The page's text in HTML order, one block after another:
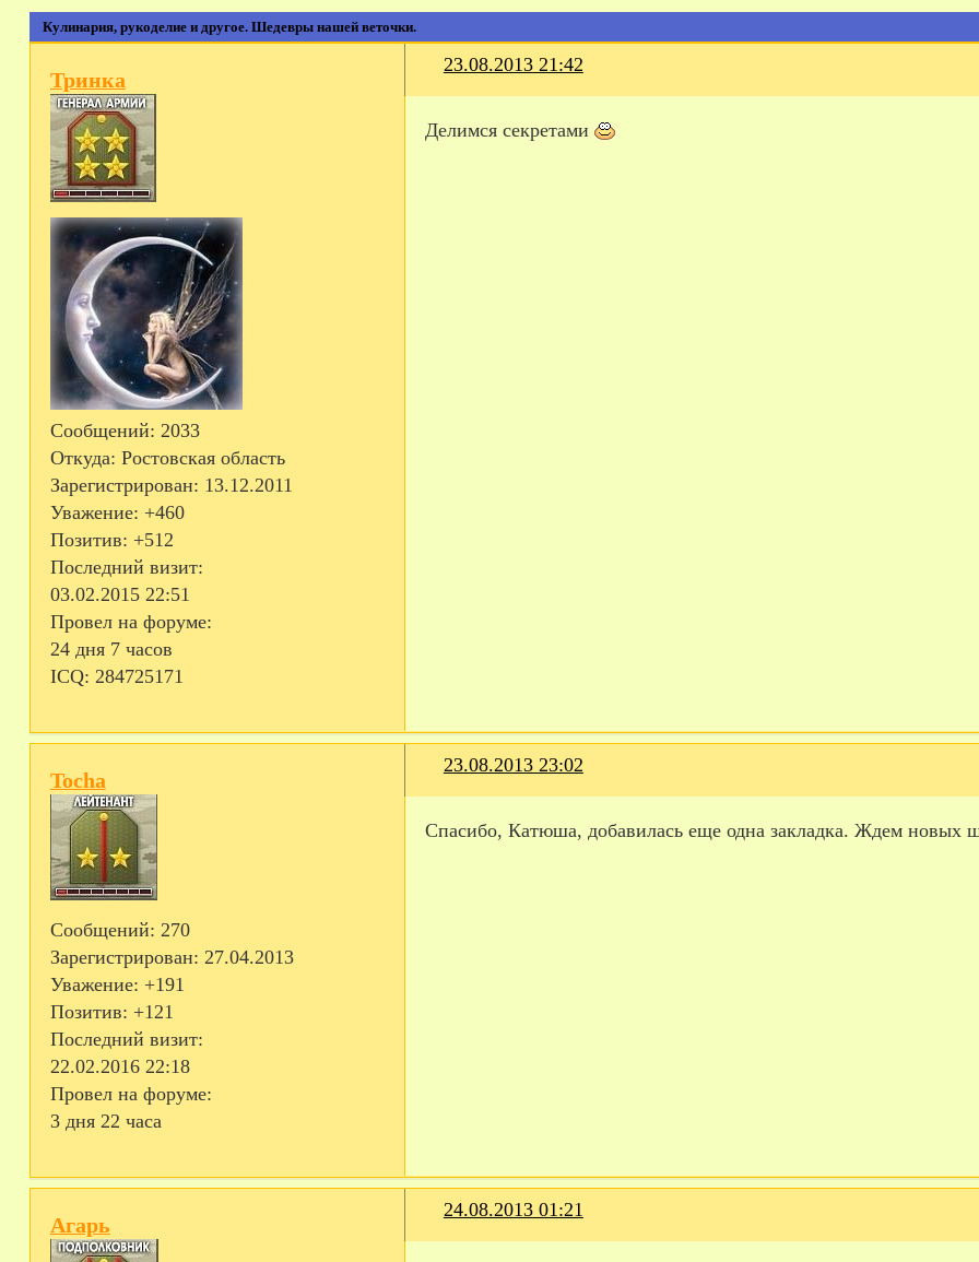
Кулинария, рукоделие и другое. Шедевры нашей веточки.
23.08.2013 21:42
Тринка
Сообщений: 2033
Откуда: Ростовская область
Зарегистрирован: 13.12.2011
Уважение: +460
Позитив: +512
Последний визит:
03.02.2015 22:51
Провел на форуме:
24 дня 7 часов
ICQ: 284725171
Делимся секретами
23.08.2013 23:02
Tocha
Сообщений: 270
Зарегистрирован: 27.04.2013
Уважение: +191
Позитив: +121
Последний визит:
22.02.2016 22:18
Провел на форуме:
3 дня 22 часа
Спасибо, Катюша, добавилась еще одна закладка. Ждем новых
24.08.2013 01:21
Агарь